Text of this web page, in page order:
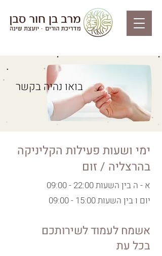
בואו נהיה בקשר
ימי ושעות פעילות הקליניקה
בהרצליה / זום
א - ה בין השעות 22:00 - 09:00
יום ו בין השעות 15:00 - 09:00
אשמח לעמוד לשירותכם
בכל עת